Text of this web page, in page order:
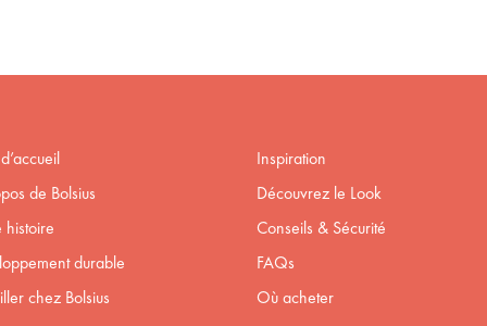
de Bolsius
durable
chez Bolsius
Inspiration
Découvrez le Look
Conseils & Sécurité
FAQs
Où acheter